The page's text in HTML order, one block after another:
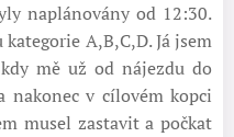
naplánovány od 12:30.
A,B,C,D. Já jsem
mě už od nájezdu do
nakonec v cílovém kopci
musel zastavit a počkat